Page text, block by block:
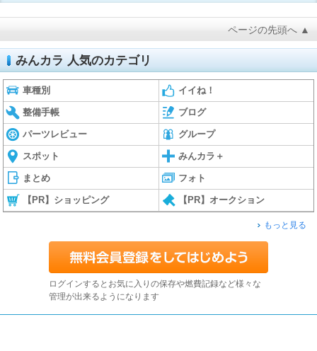
ページの先頭へ ▲
みんカラ 人気のカテゴリ
車種別 イイね！
整備手帳 ブログ
パーツレビュー グループ
スポット みんカラ＋
まとめ フォト
【PR】ショッピング 【PR】オークション
もっと見る
ログインするとお気に入りの保存や燃費記録など様々な
管理が出来るようになります